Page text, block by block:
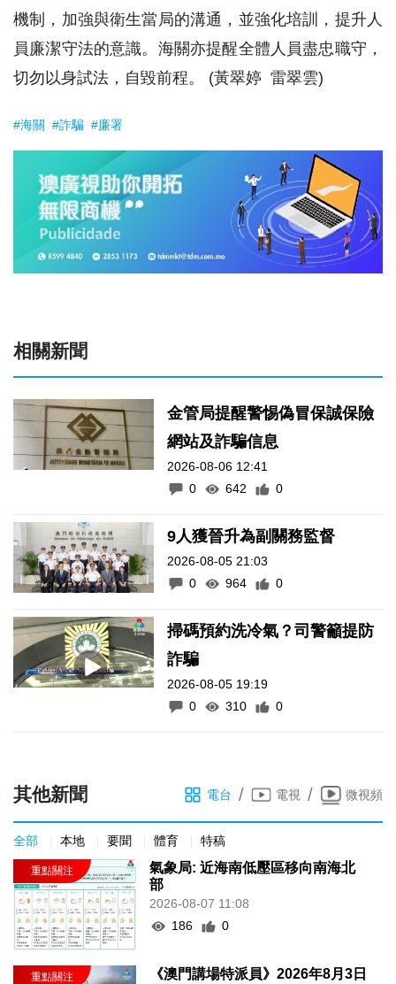
機制，加強與衛生當局的溝通，並強化培訓，提升人
員廉潔守法的意識。海關亦提醒全體人員盡忠職守，
切勿以身試法，自毀前程。 (黃翠婷 雷翠雲)
#海關 #詐騙 #廉署
相關新聞
金管局提醒警惕偽冒保誠保險
網站及詐騙信息
2026-08-06 12:41
0
642 0
9人獲晉升為副關務監督
2026-08-05 21:03
0
964 0
掃碼預約洗冷氣？司警籲提防
詐騙
2026-08-05 19:19
0
310 0
其他新聞 電台 / 電視 / 微視頻
全部 本地 要聞 體育 特稿
氣象局: 近海南低壓區移向南海北
部
2026-08-07 11:08
186
0
《澳門講場特派員》2026年8月3日